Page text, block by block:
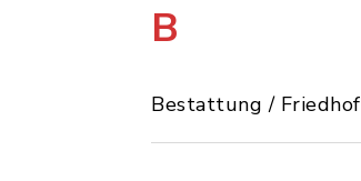
B
Bestattung / Friedhof